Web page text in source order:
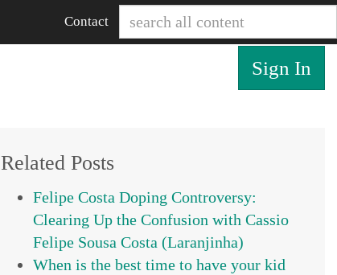
Contact
Sign In
Related Posts
Felipe Costa Doping Controversy:
Clearing Up the Confusion with Cassio
Felipe Sousa Costa (Laranjinha)
When is the best time to have your kid